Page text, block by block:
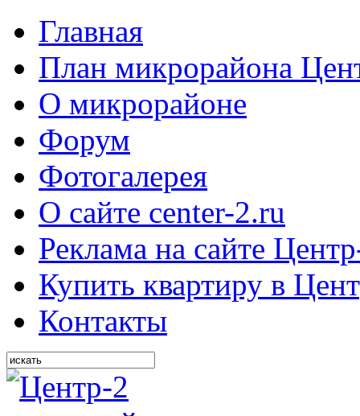
Главная
План микрорайона
О микрорайоне
Форум
Фотогалерея
О сайте center-2.ru
Реклама на сайте
Купить квартиру в
Контакты